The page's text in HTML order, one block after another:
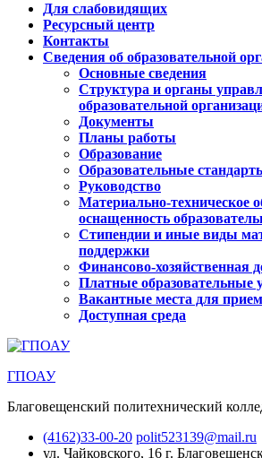
Для слабовидящих
Ресурсный центр
Контакты
Сведения об образовательной
Основные сведения
Структура и органы
образовательной
Документы
Планы работы
Образование
Образовательные
Руководство
Материально-техническое
оснащенность
Стипендии и иные виды
поддержки
Финансово-хозяйственная
Платные образовательные
Вакантные места для
Доступная среда
ГПОАУ
Благовещенский политехнический
(4162)33-00-20 polit523139@mail.ru
ул. Чайковского, 16 г.